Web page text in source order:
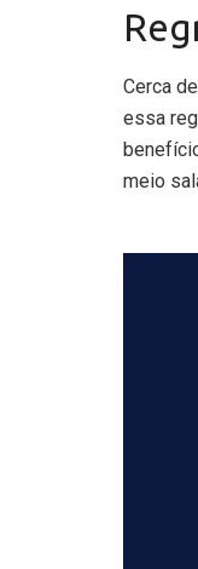
Cerca
essa
meio